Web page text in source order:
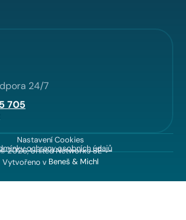
24/7
705
Nastavení Cookies
ochrany osobních údajů
2026, United Networks SE
Vytvořeno v Beneš & Michl